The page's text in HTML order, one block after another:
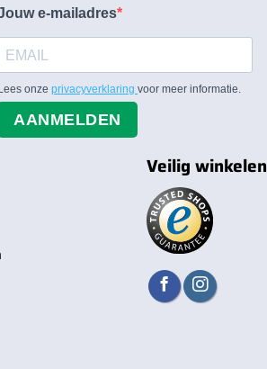
e-mailadres
Lees onzeprivacyverklaringvoor meer informatie.
AANMELDEN
Veilig winkelen